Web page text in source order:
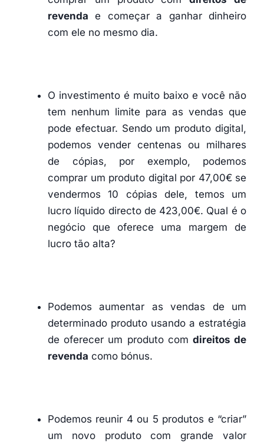
revenda e começar a ganhar dinheiro
com ele no mesmo dia.
O investimento é muito baixo e você não
tem nenhum limite para as vendas que
pode efectuar. Sendo um produto digital,
podemos vender centenas ou milhares
de cópias, por exemplo, podemos
comprar um produto digital por 47,00€ se
vendermos 10 cópias dele, temos um
lucro líquido directo de 423,00€. Qual é o
negócio que oferece uma margem de
lucro tão alta?
Podemos aumentar as vendas de um
determinado produto usando a estratégia
de oferecer um produto com direitos de
revenda como bónus.
Podemos reunir 4 ou 5 produtos e “criar”
um novo produto com grande valor